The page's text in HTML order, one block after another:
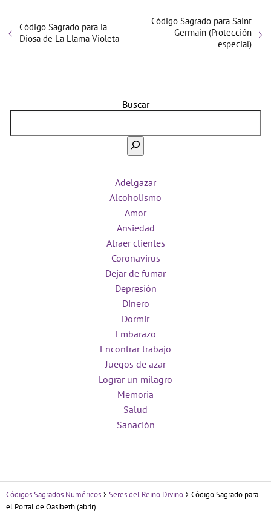
Código Sagrado para la
Diosa de La Llama Violeta
Código Sagrado para Saint
Germain (Protección
especial)
Buscar
Adelgazar
Alcoholismo
Amor
Ansiedad
Atraer clientes
Coronavirus
Dejar de fumar
Depresión
Dinero
Dormir
Embarazo
Encontrar trabajo
Juegos de azar
Lograr un milagro
Memoria
Salud
Sanación
Códigos Sagrados Numéricos Seres del Reino Divino
Código Sagrado para
el Portal de Oasibeth (abrir)